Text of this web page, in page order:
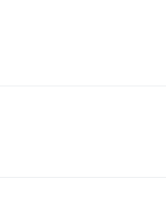
ẩm sâu, tạo độ căng bóng và